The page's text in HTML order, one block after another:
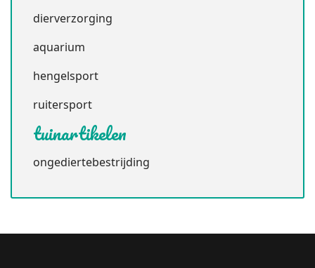
dierverzorging
aquarium
hengelsport
ruitersport
tuinartikelen
ongediertebestrijding